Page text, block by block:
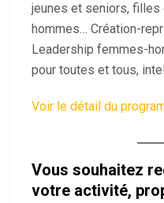
jeunes et seniors,
hommes… Création-
Leadership femmes-
pour toutes et tous,
Voir le détail du
Vous souhaitez
votre activité,